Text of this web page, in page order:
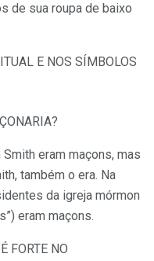
de sua roupa de baixo
E NOS SÍMBOLOS
eram maçons, mas
também o era. Na
da igreja mórmon
eram maçons.
FORTE NO